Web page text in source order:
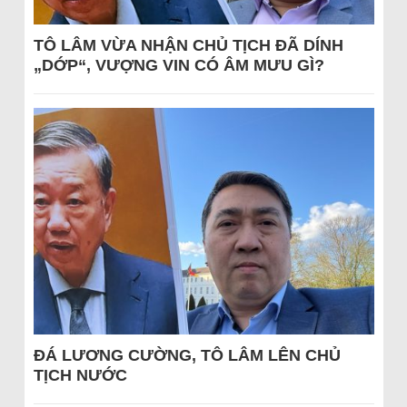
TÔ LÂM VỪA NHẬN CHỦ TỊCH ĐÃ DÍNH
„DỚP“, VƯỢNG VIN CÓ ÂM MƯU GÌ?
ĐÁ LƯƠNG CƯỜNG, TÔ LÂM LÊN CHỦ
TỊCH NƯỚC